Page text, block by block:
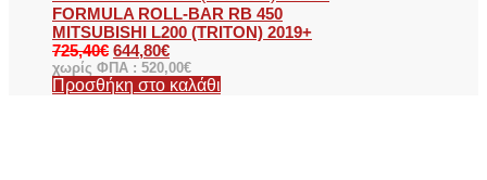
FORMULA ROLL-BAR RB 450
MITSUBISHI L200 (TRITON) 2019+
725,40€ 644,80€
χωρίς ΦΠΑ : 520,00€
Προσθήκη στο καλάθι